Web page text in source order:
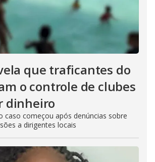
que traficantes do
o controle de clubes
dinheiro
caso começou após denúncias sobre
a dirigentes locais